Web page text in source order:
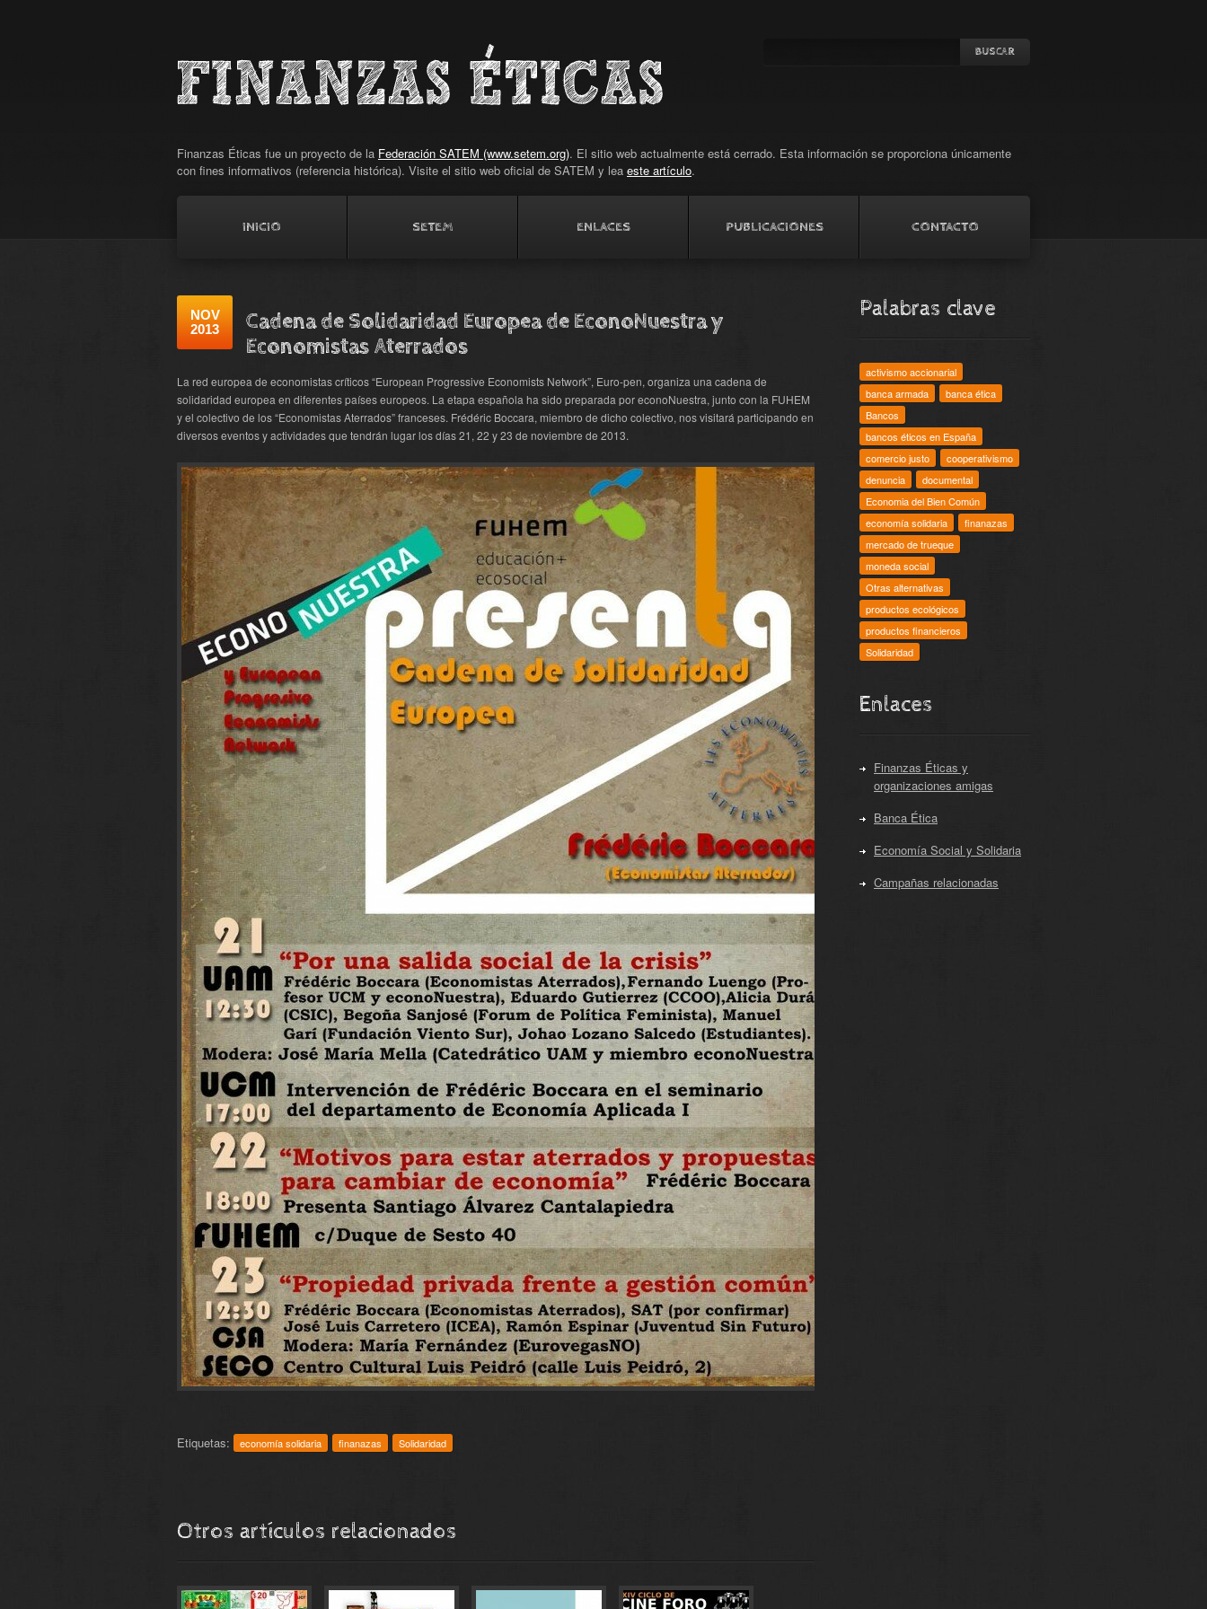
Finanzas Éticas fue un proyecto de la Federación SATEM (www.setem.org). El sitio web actualmente está cerrado. Esta información se proporciona únicamente
con fines informativos (referencia histórica). Visite el sitio web oficial de SATEM y lea este artículo.
INICIO SETEM ENLACES PUBLICACIONES CONTACTO
NOV
2013
Cadena de Solidaridad Europea de EconoNuestra y
Economistas Aterrados
La red europea de economistas críticos “European Progressive Economists Network”, Euro-pen, organiza una cadena de
solidaridad europea en diferentes países europeos. La etapa española ha sido preparada por econoNuestra, junto con la FUHEM
y el colectivo de los “Economistas Aterrados” franceses. Frédéric Boccara, miembro de dicho colectivo, nos visitará participando en
diversos eventos y actividades que tendrán lugar los días 21, 22 y 23 de noviembre de 2013.
Etiquetas: economía solidaria finanazas Solidaridad
Otros artículos relacionados
Palabras clave
activismo accionarial
banca armada
banca ética
Bancos
bancos éticos en España
comercio justo
cooperativismo
denuncia
documental
Economia del Bien Común
economía solidaria
finanazas
mercado de trueque
moneda social
Otras alternativas
productos ecológicos
productos financieros
Solidaridad
Enlaces
Finanzas Éticas y
organizaciones amigas
Banca Ética
Economía Social y Solidaria
Campañas relacionadas